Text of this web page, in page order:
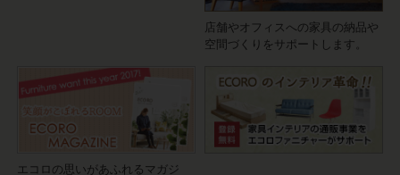
店舗やオフィスへの家具の納品や
空間づくりをサポートします。
エコロの思いがあふれるマガジ